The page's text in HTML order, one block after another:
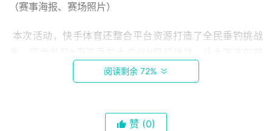
（赛事海报、赛场照片）
时随地观看赛事，还可以随手分享自己的垂钓瞬间赢取好
阅读剩余 72%
赞 (0)